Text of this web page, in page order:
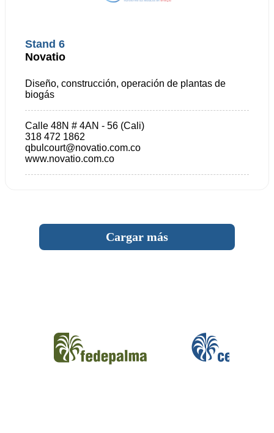
Stand 6
Novatio
Diseño, construcción, operación de plantas de
biogás
Calle 48N # 4AN - 56 (Cali)
318 472 1862
qbulcourt@novatio.com.co
www.novatio.com.co
Cargar más